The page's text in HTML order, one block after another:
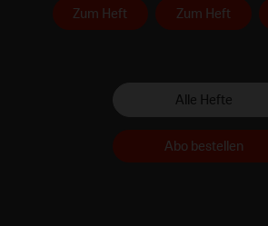
Zum Heft Zum Heft
Alle Hefte
Abo bestellen